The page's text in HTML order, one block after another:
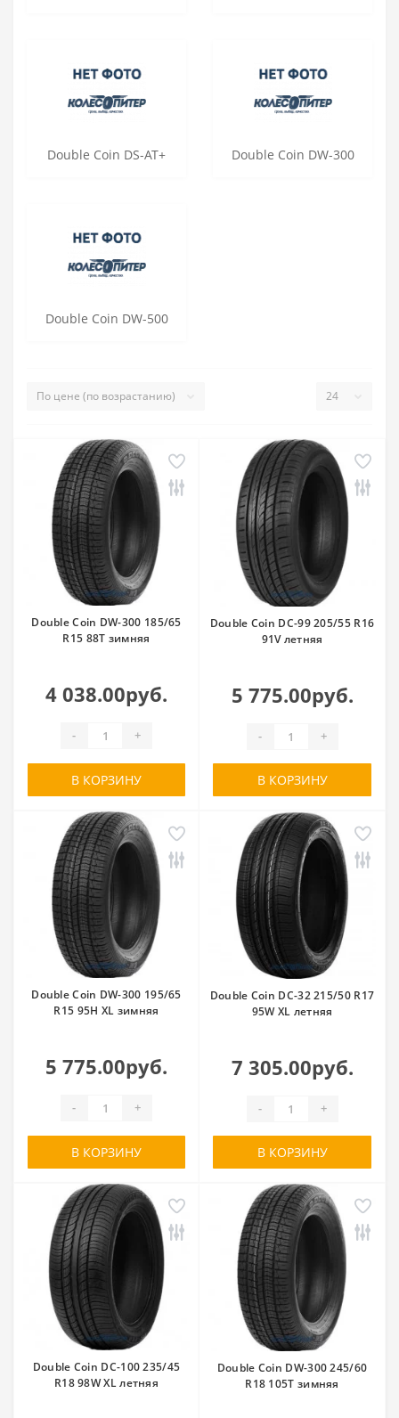
Double Coin DS-AT+ Double Coin DW-300
Double Coin DW-500
Double Coin DW-300 185/65
R15 88T зимняя
4 038.00руб.
- +
В КОРЗИНУ
Double Coin DC-99 205/55 R16
91V летняя
5 775.00руб.
- +
В КОРЗИНУ
Double Coin DW-300 195/65
R15 95H XL зимняя
5 775.00руб.
- +
В КОРЗИНУ
Double Coin DC-32 215/50 R17
95W XL летняя
7 305.00руб.
- +
В КОРЗИНУ
Double Coin DC-100 235/45
R18 98W XL летняя
Double Coin DW-300 245/60
R18 105T зимняя